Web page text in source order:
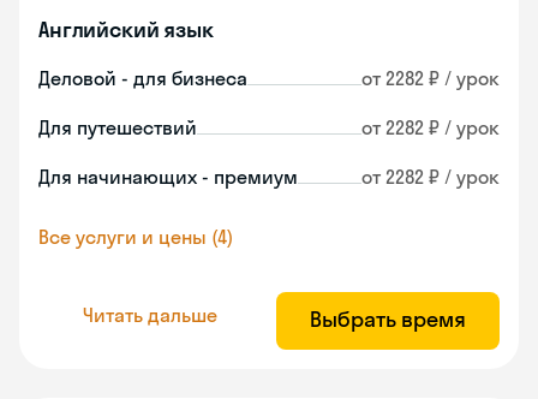
Английский язык
Деловой - для бизнеса от 2282 ₽ / урок
Для путешествий от 2282 ₽ / урок
Для начинающих - премиум от 2282 ₽ / урок
Все услуги и цены (4)
Читать дальше Выбрать время